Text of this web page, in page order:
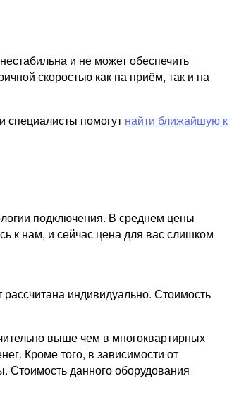
и не может обеспечить
скоростью как на приём, так и на
специалисты помогут найти ближайшую к
подключения. В среднем цены
к нам, и сейчас цена для вас слишком
индивидуально. Стоимость
выше чем в многоквартирных
Кроме того, в зависимости от
Стоимость данного оборудования